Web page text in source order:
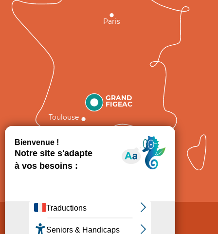
GRAND
FIGEAC
Toulouse
Paris
Politique de Protection des données